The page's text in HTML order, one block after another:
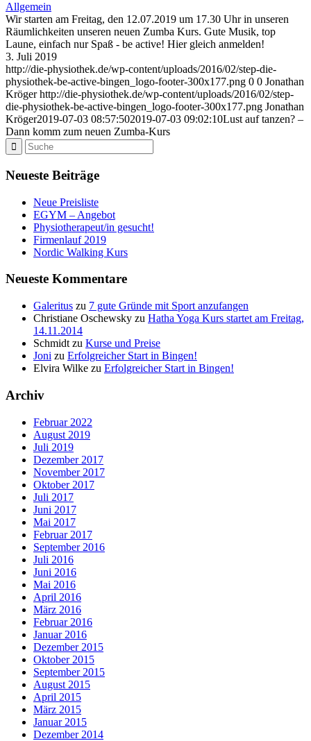
Allgemein
Wir starten am Freitag, den 12.07.2019 um 17.30 Uhr in unseren
Räumlichkeiten unseren neuen Zumba Kurs. Gute Musik, top
Laune, einfach nur Spaß - be active! Hier gleich anmelden!
3. Juli 2019
http://die-physiothek.de/wp-content/uploads/2016/02/step-die-
physiothek-be-active-bingen_logo-footer-300x177.png 0 0 Jonathan
Kröger http://die-physiothek.de/wp-content/uploads/2016/02/step-
die-physiothek-be-active-bingen_logo-footer-300x177.png Jonathan
Kröger2019-07-03 08:57:502019-07-03 09:02:10Lust auf tanzen? –
Dann komm zum neuen Zumba-Kurs
Neueste Beiträge
Neue Preisliste
EGYM – Angebot
Physiotherapeut/in gesucht!
Firmenlauf 2019
Nordic Walking Kurs
Neueste Kommentare
Galeritus zu 7 gute Gründe mit Sport anzufangen
Christiane Oschewsky zu Hatha Yoga Kurs startet am Freitag,
14.11.2014
Schmidt zu Kurse und Preise
Joni zu Erfolgreicher Start in Bingen!
Elvira Wilke zu Erfolgreicher Start in Bingen!
Archiv
Februar 2022
August 2019
Juli 2019
Dezember 2017
November 2017
Oktober 2017
Juli 2017
Juni 2017
Mai 2017
Februar 2017
September 2016
Juli 2016
Juni 2016
Mai 2016
April 2016
März 2016
Februar 2016
Januar 2016
Dezember 2015
Oktober 2015
September 2015
August 2015
April 2015
März 2015
Januar 2015
Dezember 2014